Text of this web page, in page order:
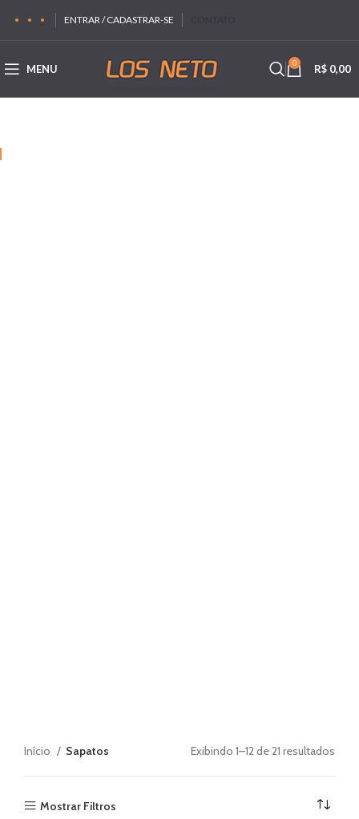
ENTRAR / CADASTRAR-SE
MENU 0 R$ 0,00
Início Sapatos Exibindo 1–12 de 21 resultados
Mostrar Filtros